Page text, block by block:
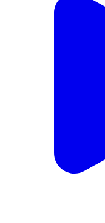
दिल्ली सरकार का बड़ा